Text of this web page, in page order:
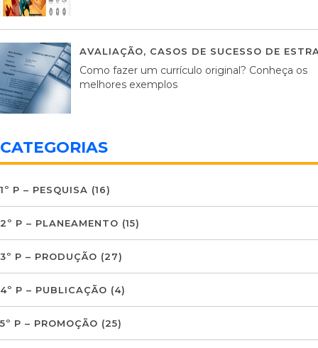
AVALIAÇÃO, CASOS DE SUCESSO DE
Como fazer um currículo original? Conheça os
melhores exemplos
CATEGORIAS
1º P – PESQUISA (16)
2º P – PLANEAMENTO (15)
3º P – PRODUÇÃO (27)
4º P – PUBLICAÇÃO (4)
5º P – PROMOÇÃO (25)